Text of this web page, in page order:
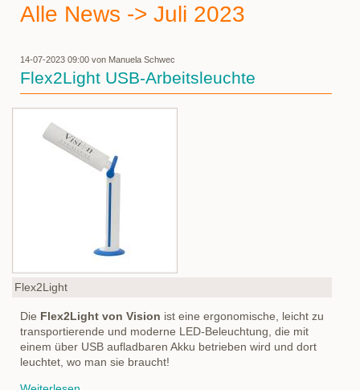
Alle News -> Juli 2023
14-07-2023 09:00 von Manuela Schwec
Flex2Light USB-Arbeitsleuchte
Flex2Light
Die Flex2Light von Vision ist eine ergonomische, leicht zu
transportierende und moderne LED-Beleuchtung, die mit
einem über USB aufladbaren Akku betrieben wird und dort
leuchtet, wo man sie braucht!